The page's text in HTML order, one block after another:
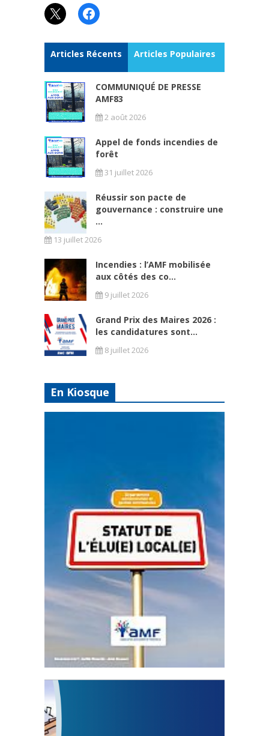
X Facebook
Articles Récents Articles Populaires
COMMUNIQUÉ DE PRESSE
AMF83
2 août 2026
Appel de fonds incendies de
forêt
31 juillet 2026
Réussir son pacte de
gouvernance : construire une
...
13 juillet 2026
Incendies : l’AMF mobilisée
aux côtés des co...
9 juillet 2026
Grand Prix des Maires 2026 :
les candidatures sont...
8 juillet 2026
En Kiosque
Statut de l’élu local
3 avril 2024
Mise à jour avril 2024
FEUILLETER